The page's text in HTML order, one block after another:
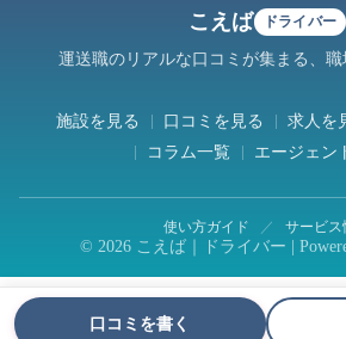
口コミを書く
こえば ドライバー
運送職のリアルな口コミが集まる、職
施設を見る 口コミを見る 求人を
コラム一覧
エージェン
使い方ガイド ／ サービス
© 2026 こえば｜ドライバー |